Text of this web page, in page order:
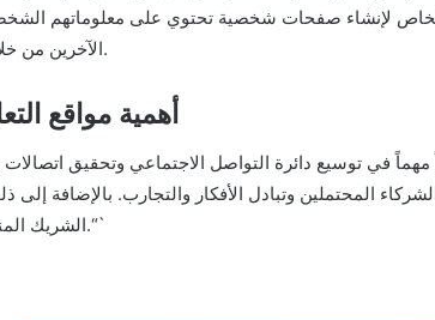
لإنشاء صفحات شخصية تحتوي على معلوماتهم
الآخرين من خلال رسائل فورية أو محادثات صوتية ومرئية.
أهمية مواقع
مهماً في توسيع دائرة التواصل الاجتماعي وتحقيق
الشركاء المحتملين وتبادل الأفكار والتجارب. بالإضافة
الشريك المناسب وتقليل الوقت والجهد اللازمين لذلك.“`